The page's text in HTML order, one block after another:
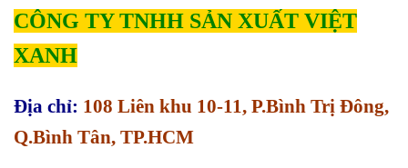
CÔNG TY TNHH SẢN XUẤT VIỆT
XANH
Địa chỉ: 108 Liên khu 10-11, P.Bình Trị Đông,
Q.Bình Tân, TP.HCM